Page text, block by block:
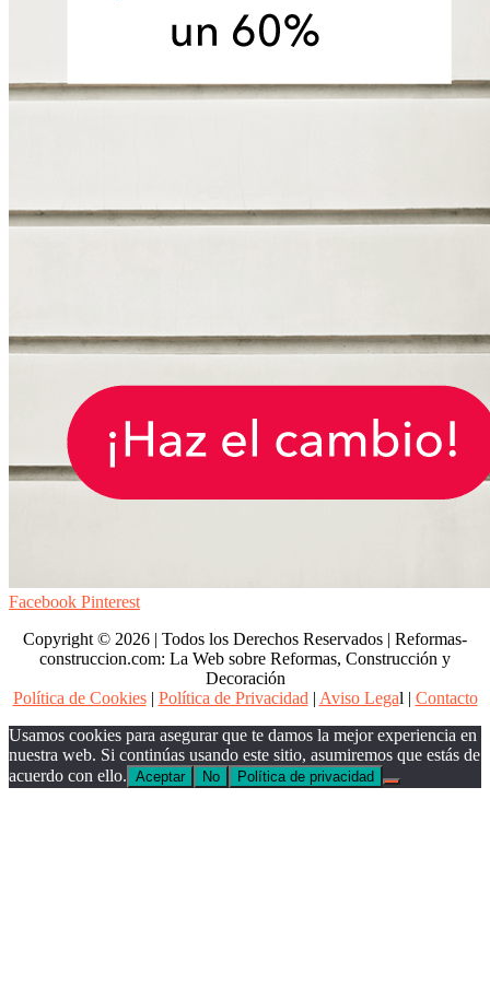
Facebook Pinterest
Copyright © 2026 | Todos los Derechos Reservados | Reformas-
construccion.com: La Web sobre Reformas, Construcción y
Decoración
Política de Cookies| Política de Privacidad | Aviso Legal | Contacto
Usamos cookies para asegurar que te damos la mejor experiencia en
nuestra web. Si continúas usando este sitio, asumiremos que estás de
acuerdo con ello. Aceptar No Política de privacidad